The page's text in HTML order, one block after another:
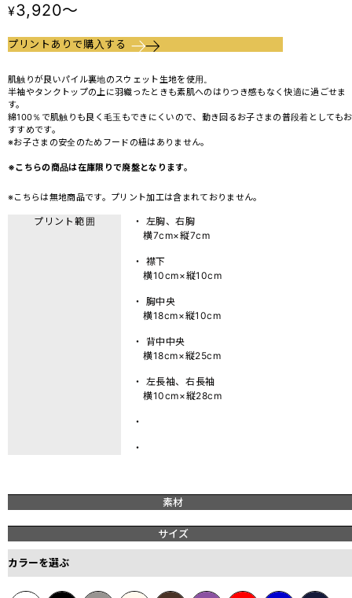
¥3,920～
プリントありで購入する
肌触りが良いパイル裏地のスウェット生地を使用。
半袖やタンクトップの上に羽織ったときも素肌へのはりつき感もなく快適に過ごせま
す。
綿100％で肌触りも良く毛玉もできにくいので、動き回るお子さまの普段着としてもお
すすめです。
※お子さまの安全のためフードの紐はありません。
※こちらの商品は在庫限りで廃盤となります。
※こちらは無地商品です。プリント加工は含まれておりません。
プリント範囲
・ 左胸、右胸
横7cm×縦7cm
・ 襟下
横10cm×縦10cm
・ 胸中央
横18cm×縦10cm
・ 背中中央
横18cm×縦25cm
・ 左長袖、右長袖
横10cm×縦28cm
・
・
素材
サイズ
カラーを選ぶ